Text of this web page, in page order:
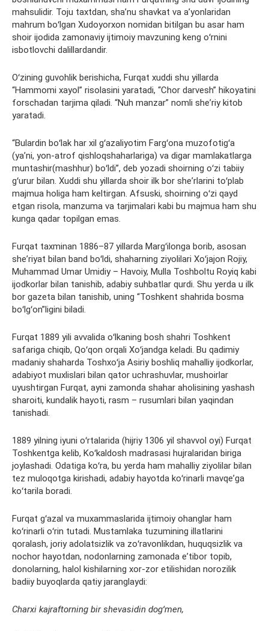
mahsulidir. Toju taxtdan, shaʼnu shavkat va aʼyonlaridan
mahrum boʻlgan Xudoyorxon nomidan bitilgan bu asar ham
shoir ijodida zamonaviy ijtimoiy mavzuning keng oʻrnini
isbotlovchi dalillardandir.
Oʻzining guvohlik berishicha, Furqat xuddi shu yillarda
“Hammomi xayol” risolasini yaratadi, “Chor darvesh” hikoyatini
forschadan tarjima qiladi. “Nuh manzar” nomli sheʼriy kitob
yaratadi.
“Bulardin boʻlak har xil gʻazaliyotim Fargʻona muzofotigʻa
(yaʼni, yon-atrof qishloqshaharlariga) va digar mamlakatlarga
muntashir(mashhur) boʻldi”, deb yozadi shoirning oʻzi tabiiy
gʻurur bilan. Xuddi shu yillarda shoir ilk bor sheʼrlarini toʻplab
majmua holiga ham keltirgan. Afsuski, shoirning oʻzi qayd
etgan risola, manzuma va tarjimalari kabi bu majmua ham shu
kunga qadar topilgan emas.
Furqat taxminan 1886–87 yillarda Margʻilonga borib, asosan
sheʼriyat bilan band boʻldi, shaharning ziyolilari Xoʻjajon Rojiy,
Muhammad Umar Umidiy – Havoiy, Mulla Toshboltu Royiq kabi
ijodkorlar bilan tanishib, adabiy suhbatlar qurdi. Shu yerda u ilk
bor gazeta bilan tanishib, uning “Toshkent shahrida bosma
boʻlgʻon”ligini biladi.
Furqat 1889 yili avvalida oʻlkaning bosh shahri Toshkent
safariga chiqib, Qoʻqon orqali Xoʻjandga keladi. Bu qadimiy
madaniy shaharda Toshxoʻja Asiriy boshliq mahalliy ijodkorlar,
adabiyot muxlislari bilan qator uchrashuvlar, mushoirlar
uyushtirgan Furqat, ayni zamonda shahar aholisining yashash
sharoiti, kundalik hayoti, rasm – rusumlari bilan yaqindan
tanishadi.
1889 yilning iyuni oʻrtalarida (hijriy 1306 yil shavvol oyi) Furqat
Toshkentga kelib, Koʻkaldosh madrasasi hujralaridan biriga
joylashadi. Odatiga koʻra, bu yerda ham mahalliy ziyolilar bilan
tez muloqotga kirishadi, adabiy hayotda koʻrinarli mavqeʼga
koʻtarila boradi.
Furqat gʻazal va muxammaslarida ijtimoiy ohanglar ham
koʻrinarli oʻrin tutadi. Mustamlaka tuzumining illatlarini
qoralash, joriy adolatsizlik va zoʻravonlikdan, huquqsizlik va
nochor hayotdan, nodonlarning zamonada eʼtibor topib,
donolarning, halol kishilarning xor-zor etilishidan norozilik
badiiy buyoqlarda qatiy jaranglaydi:
Charxi kajraftorning bir shevasidin dogʻmen,